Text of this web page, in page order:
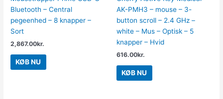
Bluetooth – Central
pegeenhed – 8 knapper –
Sort
2,867.00kr.
KØB NU
AK-PMH3 – mouse – 3-
button scroll – 2.4 GHz –
white – Mus – Optisk – 5
knapper – Hvid
616.00kr.
KØB NU